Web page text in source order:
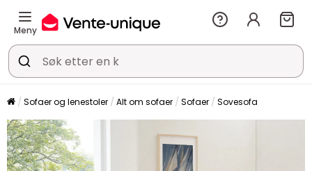
Meny
Sofaer og lenestoler Alt om sofaer Sofaer Sovesofa